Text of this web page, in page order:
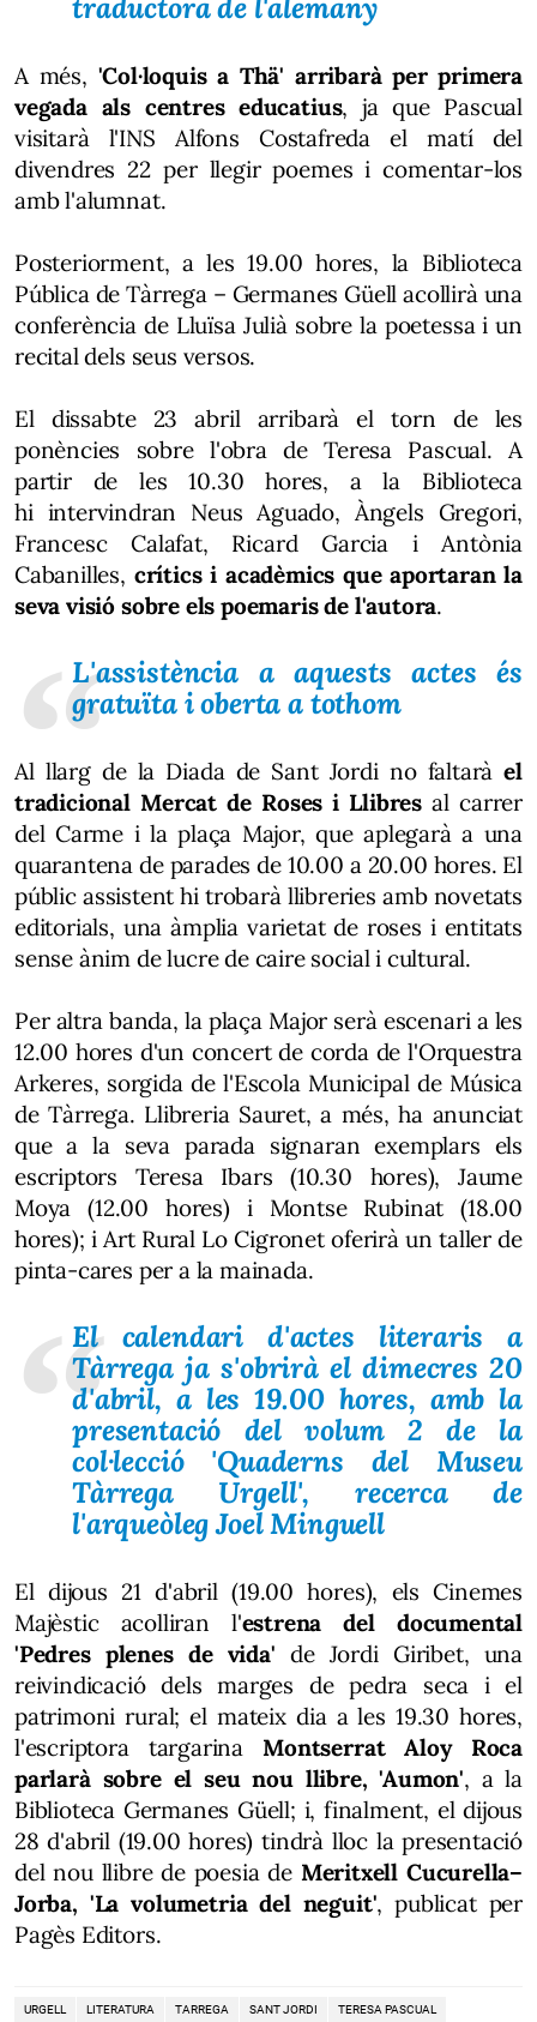
A més, 'Col·loquis a Thä' arribarà per primera
vegada als centres educatius, ja que Pascual
visitarà l'INS Alfons Costafreda el matí del
divendres 22 per llegir poemes i comentar-los
amb l'alumnat.
Posteriorment, a les 19.00 hores, la Biblioteca
Pública de Tàrrega – Germanes Güell acollirà una
conferència de Lluïsa Julià sobre la poetessa i un
recital dels seus versos.
El dissabte 23 abril arribarà el torn de les
ponències sobre l'obra de Teresa Pascual. A
partir de les 10.30 hores, a la Biblioteca
hi intervindran Neus Aguado, Àngels Gregori,
Francesc Calafat, Ricard Garcia i Antònia
Cabanilles, crítics i acadèmics que aportaran la
seva visió sobre els poemaris de l'autora.
L'assistència a aquests actes és
gratuïta i oberta a tothom
Al llarg de la Diada de Sant Jordi no faltaràel
tradicional Mercat de Roses i Llibresal carrer
del Carme i la plaça Major, que aplegarà a una
quarantena de parades de 10.00 a 20.00 hores. El
públic assistent hi trobarà llibreries amb novetats
editorials, una àmplia varietat de roses i entitats
sense ànim de lucre de caire social i cultural.
Per altra banda, la plaça Major serà escenari a les
12.00 hores d'un concert de corda de l'Orquestra
Arkeres, sorgida de l'Escola Municipal de Música
de Tàrrega. Llibreria Sauret, a més, ha anunciat
que a la seva parada signaran exemplars els
escriptors Teresa Ibars (10.30 hores), Jaume
Moya (12.00 hores) i Montse Rubinat (18.00
hores); i Art Rural Lo Cigronet oferirà un taller de
pinta-cares per a la mainada.
El calendari d'actes literaris a
Tàrrega ja s'obrirà el dimecres 20
d'abril, a les 19.00 hores, amb la
presentació del volum 2 de la
col·lecció 'Quaderns del Museu
Tàrrega Urgell', recerca de
l'arqueòleg Joel Minguell
El dijous 21 d'abril (19.00 hores), els Cinemes
Majèstic acolliran l'estrena del documental
'Pedres plenes de vida' de Jordi Giribet, una
reivindicació dels marges de pedra seca i el
patrimoni rural; el mateix dia a les 19.30 hores,
l'escriptora targarina Montserrat Aloy Roca
parlarà sobre el seu nou llibre, 'Aumon', a la
Biblioteca Germanes Güell; i, finalment, el dijous
28 d'abril (19.00 hores) tindrà lloc la presentació
del nou llibre de poesia de Meritxell Cucurella–
Jorba, 'La volumetria del neguit', publicat per
Pagès Editors.
URGELL LITERATURA TARREGA SANT JORDI TERESA PASCUAL